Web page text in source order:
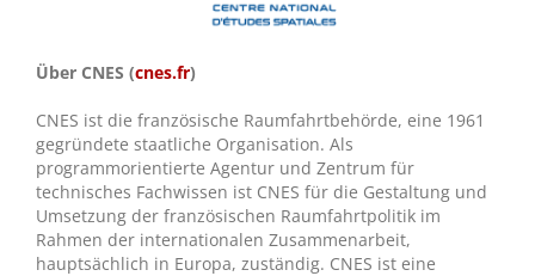
Über CNES (cnes.fr)
CNES ist die französische Raumfahrtbehörde, eine 1961
gegründete staatliche Organisation. Als
programmorientierte Agentur und Zentrum für
technisches Fachwissen ist CNES für die Gestaltung und
Umsetzung der französischen Raumfahrtpolitik im
Rahmen der internationalen Zusammenarbeit,
hauptsächlich in Europa, zuständig. CNES ist eine